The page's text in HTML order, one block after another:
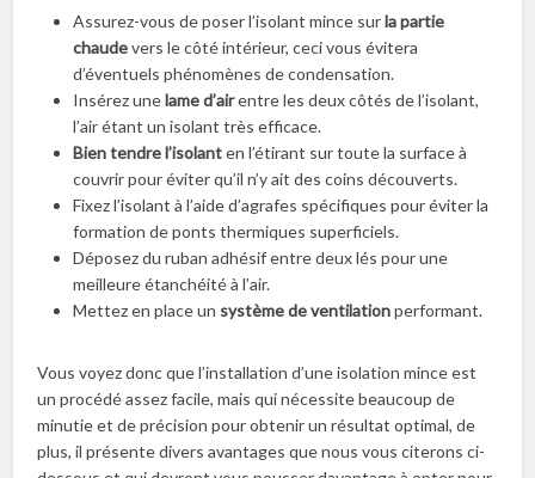
Assurez-vous de poser l’isolant mince surla partie
chaudevers le côté intérieur, ceci vous évitera
d’éventuels phénomènes de condensation.
Insérez unelame d’airentre les deux côtés de l’isolant,
l’air étant un isolant très efficace.
Bien tendre l’isolanten l’étirant sur toute la surface à
couvrir pour éviter qu’il n’y ait des coins découverts.
Fixez l’isolant à l’aide d’agrafes spécifiques pour éviter la
formation de ponts thermiques superficiels.
Déposez du ruban adhésif entre deux lés pour une
meilleure étanchéité à l’air.
Mettez en place un système de ventilationperformant.
Vous voyez donc que l’installation d’une isolation mince est
un procédé assez facile, mais qui nécessite beaucoup de
minutie et de précision pour obtenir un résultat optimal, de
plus, il présente divers avantages que nous vous citerons ci-